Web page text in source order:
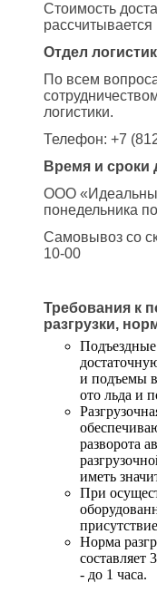
Стоимость
Отдел
По всем
логистики.
Телефон: +7
Время и сроки
ООО
понедельника
Самовывоз со
10-00
Требования к
разгрузки,
и подъемы
ото льда и
разворота
иметь
При
Норма
составляет
- до 1 часа.